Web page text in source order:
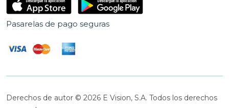
Pasarelas de pago seguras
Derechos de autor © 2026 E Vision, S.A. Todos los derechos